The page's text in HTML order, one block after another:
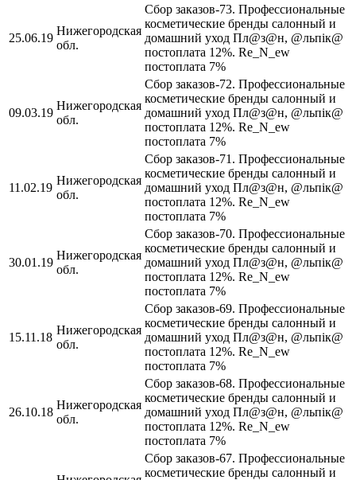
25.06.19
Нижегородская
обл.
Сбор заказов-73. Профессиональные
косметические бренды салонный и
домашний уход Пл@з@н, @льпiк@
постоплата 12%. Re_N_ew
постоплата 7%
09.03.19
Нижегородская
обл.
Сбор заказов-72. Профессиональные
косметические бренды салонный и
домашний уход Пл@з@н, @льпiк@
постоплата 12%. Re_N_ew
постоплата 7%
11.02.19
Нижегородская
обл.
Сбор заказов-71. Профессиональные
косметические бренды салонный и
домашний уход Пл@з@н, @льпiк@
постоплата 12%. Re_N_ew
постоплата 7%
30.01.19
Нижегородская
обл.
Сбор заказов-70. Профессиональные
косметические бренды салонный и
домашний уход Пл@з@н, @льпiк@
постоплата 12%. Re_N_ew
постоплата 7%
15.11.18
Нижегородская
обл.
Сбор заказов-69. Профессиональные
косметические бренды салонный и
домашний уход Пл@з@н, @льпiк@
постоплата 12%. Re_N_ew
постоплата 7%
26.10.18
Нижегородская
обл.
Сбор заказов-68. Профессиональные
косметические бренды салонный и
домашний уход Пл@з@н, @льпiк@
постоплата 12%. Re_N_ew
постоплата 7%
Сбор заказов-67. Профессиональные
косметические бренды салонный и